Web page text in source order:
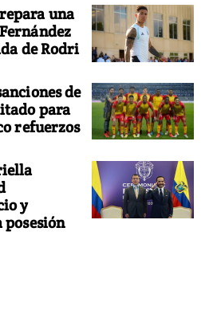
una
de Rodri
de
para
refuerzos
y
posesión